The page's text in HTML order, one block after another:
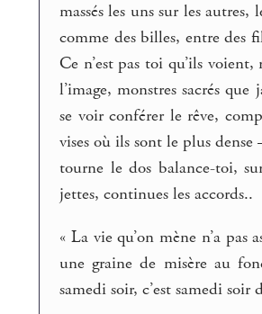
massés les uns sur les
comme des billes, entre des
Ce n’est pas toi qu’ils
l’image, monstres sacrés
se voir conférer le rêve,
vises où ils sont le plus
tourne le dos balance-toi,
jettes, continues les accords..
« La vie qu’on mène n’a
une graine de misère au
samedi soir, c’est samedi soir